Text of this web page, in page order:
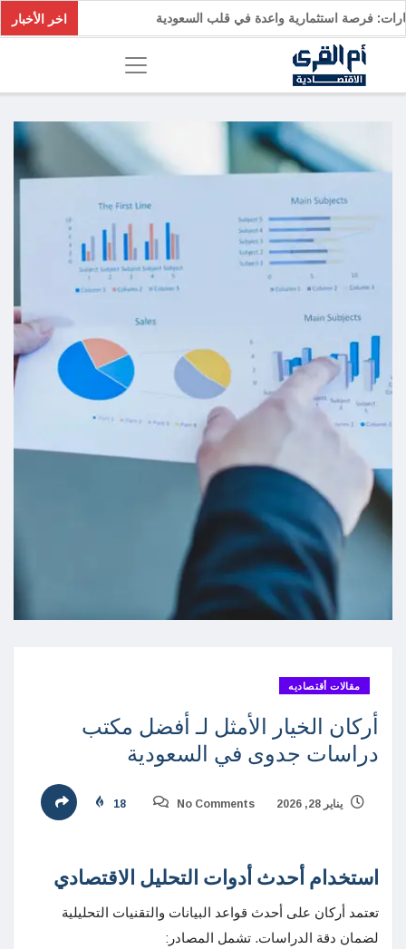
اخر الأخبار فرصة استثمارية واعدة في قلب السعودية
مقالات أقتصاديه
أركان الخيار الأمثل لـ أفضل مكتب
دراسات جدوى في السعودية
يناير 28, 2026 No Comments
18
استخدام أحدث أدوات التحليل الاقتصادي
تعتمد أركان على أحدث قواعد البيانات والتقنيات التحليلية
لضمان دقة الدراسات. تشمل المصادر: